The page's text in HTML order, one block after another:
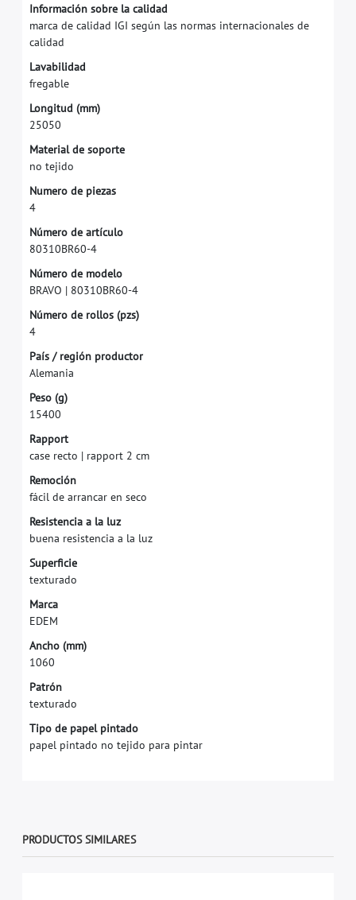
Información sobre la calidad
marca de calidad IGI según las normas internacionales de
calidad
Lavabilidad
fregable
Longitud (mm)
25050
Material de soporte
no tejido
Numero de piezas
4
Número de artículo
80310BR60-4
Número de modelo
BRAVO | 80310BR60-4
Número de rollos (pzs)
4
País / región productor
Alemania
Peso (g)
15400
Rapport
case recto | rapport 2 cm
Remoción
fácil de arrancar en seco
Resistencia a la luz
buena resistencia a la luz
Superfcie
texturado
Marca
EDEM
Ancho (mm)
1060
Patrón
texturado
Tipo de papel pintado
papel pintado no tejido para pintar
PRODUCTOS SIMILARES